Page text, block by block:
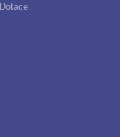
Dotace